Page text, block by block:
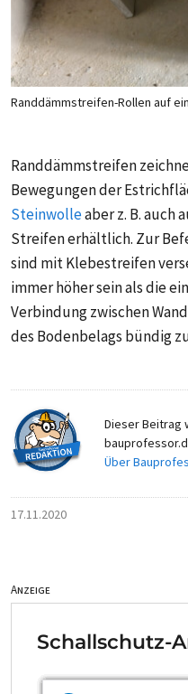
Randdämmstreifen-Rollen auf
Randdämmstreifen
Bewegungen der
Steinwolleaberz. B.auch
Streifen erhältlich. Zur
sind mit Klebestreifen
immer höher sein als die
Verbindung zwischen
des Bodenbelags bündig
Dieser Beitrag
Über
17.11.2020
Anzeige
Schallschutz-